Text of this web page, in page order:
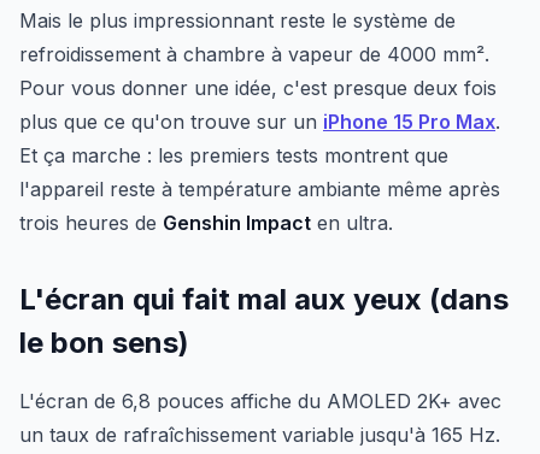
Mais le plus impressionnant reste le système de
refroidissement à chambre à vapeur de 4000 mm².
Pour vous donner une idée, c'est presque deux fois
plus que ce qu'on trouve sur un iPhone 15 Pro Max.
Et ça marche : les premiers tests montrent que
l'appareil reste à température ambiante même après
trois heures de Genshin Impact en ultra.
L'écran qui fait mal aux yeux (dans
le bon sens)
L'écran de 6,8 pouces affiche du AMOLED 2K+ avec
un taux de rafraîchissement variable jusqu'à 165 Hz.